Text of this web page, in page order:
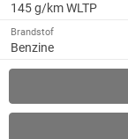
145 g/km WLTP
Brandstof
Benzine